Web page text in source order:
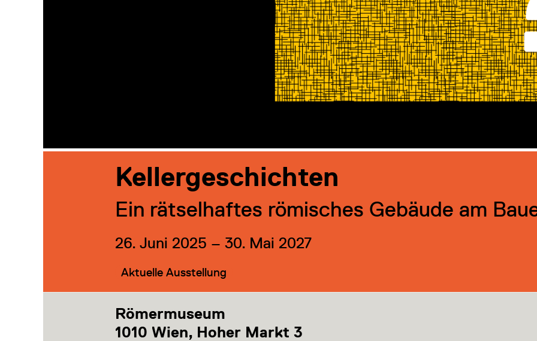
Kellergeschichten
Ein rätselhaftes römisches Gebäude am
26. Juni 2025 – 30. Mai 2027
Kategorie:
Aktuelle Ausstellung
Römermuseum
1010 Wien, Hoher Markt 3